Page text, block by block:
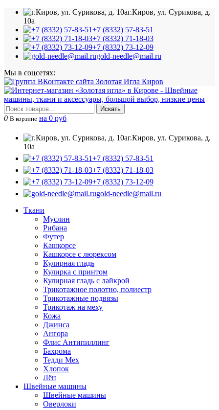
г.Киров, ул. Сурикова, д.
10а
+7 (8332) 57-83-51
+7 (8332) 71-18-03
+7 (8332) 73-12-09
gold-needle@mail.ru
Мы в соцсетях:
Искать
0 В корзине на 0 руб
г.Киров, ул. Сурикова, д.
10а
+7 (8332) 57-83-51
+7 (8332) 71-18-03
+7 (8332) 73-12-09
gold-needle@mail.ru
Ткани
Муслин
Рибана
Футер
Кашкорсе
Кашкорсе с люрексом
Кулирная гладь
Кулирка с принтом
Кулирная гладь с лайкрой
Трикотажное полотно, полиестр
Трикотажные подвязы
Трикотаж на меху
Кожа
Джинса
Ангора
Флис Антипиллинг
Бахрома
Тедди Мех
Хлопок
Лён
Швейные машины
Швейные машины
Оверлоки